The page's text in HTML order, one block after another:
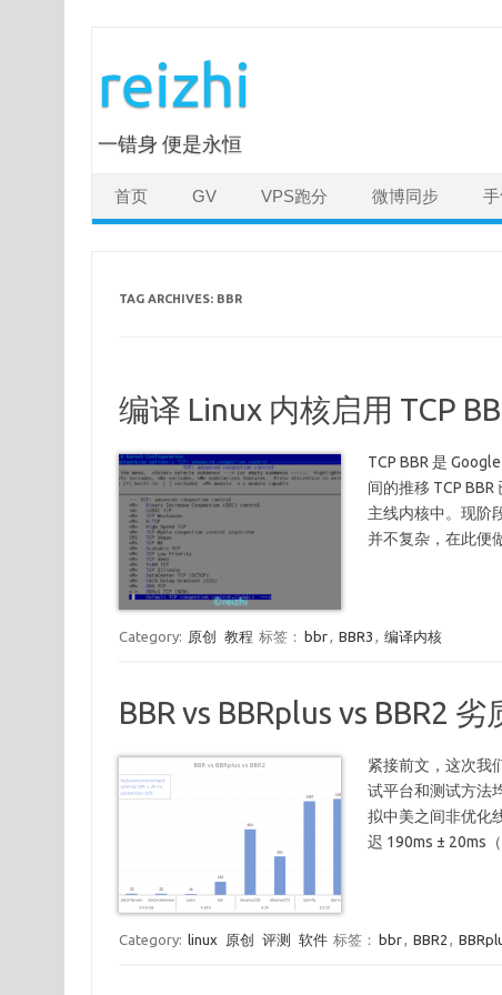
reizhi
一错身 便是永恒
首页 GV VPS跑分 微博同步
TAG ARCHIVES: BBR
编译 Linux 内核启用 TCP
TCP BBR 是
间的推移 TCP
主线内核中。现阶
并不复杂，在此便
Category: 原创 教程 标签： bbr, BBR3 , 编译内核
BBR vs BBRplus vs BBR2
紧接前文，这次我
试平台和测试方法
拟中美之间非优化
迟 190ms ± 20ms
Category: linux 原创 评测 软件 标签： bbr, BBR2 ,